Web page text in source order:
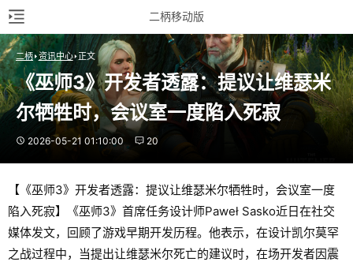
二柄移动版
二柄 资讯中心 正文
《巫师3》开发者透露：提议让维瑟米
尔牺牲时，会议室一度陷入死寂
2026-05-21 01:10:00 20
【《巫师3》开发者透露：提议让维瑟米尔牺牲时，会议室一度
陷入死寂】《巫师3》首席任务设计师Paweł Sasko近日在社交
媒体发文，回顾了游戏早期开发历程。他表示，在设计凯尔莫罕
之战过程中，当提出让维瑟米尔死亡的建议时，在场开发者因震